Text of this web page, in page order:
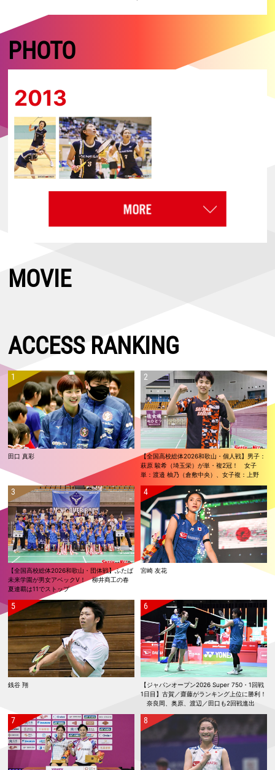
PHOTO
2013
MOVIE
ACCESS RANKING
田口 真彩
【全国高校総体2026和歌山・個人戦】男子：
萩原 駿希（埼玉栄）が単・複2冠！ 女子
単：渡邉 柚乃（倉敷中央）、女子複：上野
覇！
【全国高校総体2026和歌山・団体戦】ふたば
未来学園が男女アベックV！ 柳井商工の春
夏連覇は11でストップ
宮崎 友花
銭谷 翔
【ジャパンオープン2026 Super 750・1回戦
1日目】古賀／齋藤がランキング上位に勝利！
奈良岡、奥原、渡辺／田口も2回戦進出